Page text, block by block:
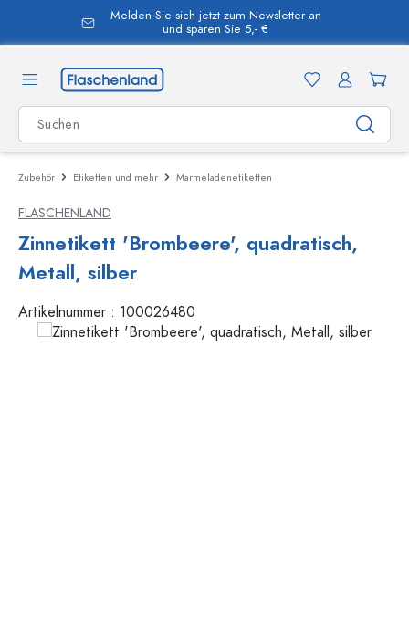
springen
Melden Sie sich jetzt zum Newsletter an
und sparen Sie 5,- €
Zubehör Etiketten und mehr Marmeladenetiketten
FLASCHENLAND
Zinnetikett 'Brombeere', quadratisch,
Metall, silber
Artikelnummer : 100026480